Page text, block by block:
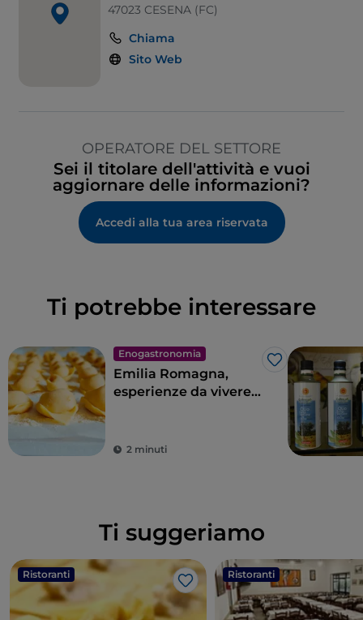
Tavoli all'aperto
Ticket restaurant
47023 CESENA (FC)
Chiama
Sito Web
OPERATORE DEL SETTORE
Sei il titolare dell'attività e vuoi
aggiornare delle informazioni?
Accedi alla tua area riservata
Ti potrebbe interessare
Enogastronomia
Like
Emilia Romagna,
esperienze da vivere
2 minuti
Ti suggeriamo
Ristoranti
Like
Ristoranti